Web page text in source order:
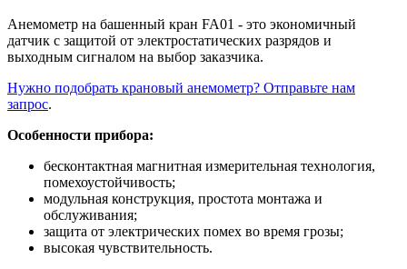
Анемометр на башенный кран FA01 - это экономичный
датчик с защитой от электростатических разрядов и
выходным сигналом на выбор заказчика.
Нужно подобрать крановый анемометр? Отправьте нам
запрос.
Особенности прибора:
бесконтактная магнитная измерительная технология,
помехоустойчивость;
модульная конструкция, простота монтажа и
обслуживания;
защита от электрических помех во время грозы;
высокая чувствительность.